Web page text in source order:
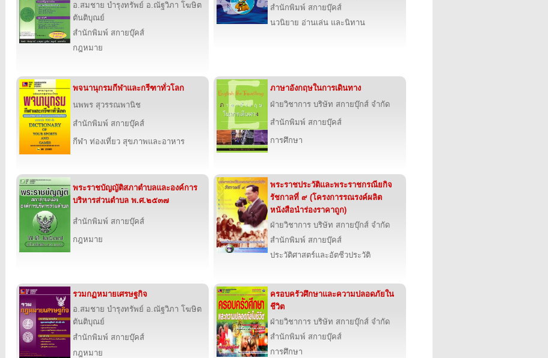
อ.สมชาย บำรุงทรัพย์ อ.ณัฐวิภา โฆษิต
ตันติบุณย์
สำนักพิมพ์ สกายบุ๊คส์
กฎหมาย
สำนักพิมพ์ สกายบุ๊คส์
นวนิยาย อ่านเล่น และนิทาน
พจนานุกรมกีฬาและกรีฑาทั่วโลก
นพพร สุวรรณพานิช
สำนักพิมพ์ สกายบุ๊คส์
กีฬา ท่องเที่ยว สุขภาพและอาหาร
ภาษาอังกฤษในการเดินทาง
ฝ่ายวิชาการ บริษัท สกายบุ๊กส์ จำกัด
สำนักพิมพ์ สกายบุ๊คส์
การศึกษา
พระราชบัญญัติสภาตำบลและองค์การ
บริหารส่วนตำบล พ.ศ.๒๕๓๗
สำนักพิมพ์ สกายบุ๊คส์
กฎหมาย
พระราชประวัติและพระราชกรณียกิจ
รัชกาลที่ ๙ (โครงการรณรงค์ผลิต
หนังสือนำร่องราคาถูก)
ฝ่ายวิชาการ บริษัท สกายบุ๊กส์ จำกัด
สำนักพิมพ์ สกายบุ๊คส์
ประวัติศาสตร์และอัตชีวประวัติ
รวมกฏหมายเศรษฐกิจ
อ.สมชาย บำรุงทรัพย์ อ.ณัฐวิภา โฆษิต
ตันติบุณย์
สำนักพิมพ์ สกายบุ๊คส์
กฎหมาย
ครอบครัวศึกษาและความปลอดภัยใน
ชีวิต
ฝ่ายวิชาการ บริษัท สกายบุ๊กส์ จำกัด
สำนักพิมพ์ สกายบุ๊คส์
การศึกษา